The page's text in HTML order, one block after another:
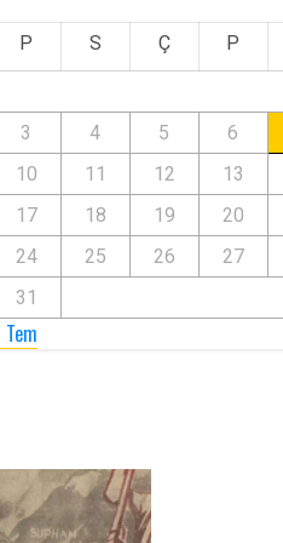
P S Ç P
3
4 5 6
10
11 12 13
17
18 19 20
24
25 26 27
31